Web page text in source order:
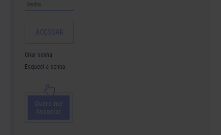
Criar senha
Esqueci a senha